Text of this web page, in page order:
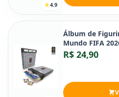
4.9
Álbum de
Mundo FIFA
Brochura
R$ 24,90